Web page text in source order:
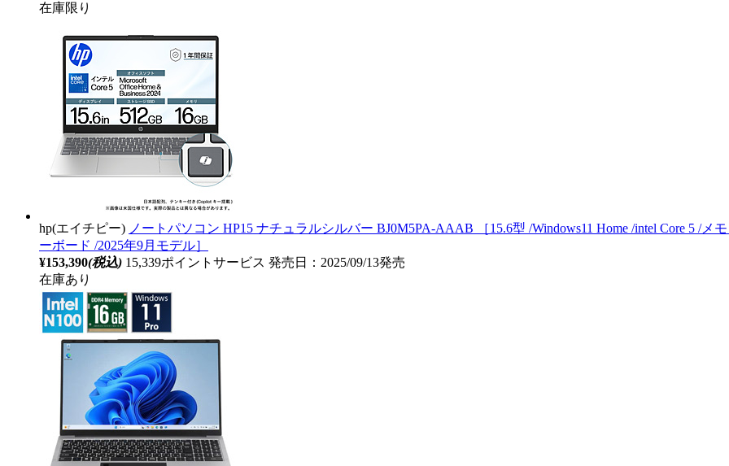
在庫限り
hp(エイチピー) ノートパソコン HP15 ナチュラルシルバー BJ0M5PA-AAAB ［15.6型 /Windows11 Home /intel Core 5 /メ
ーボード /2025年9月モデル］
¥153,390(税込) 15,339ポイントサービス 発売日：2025/09/13発売
在庫あり